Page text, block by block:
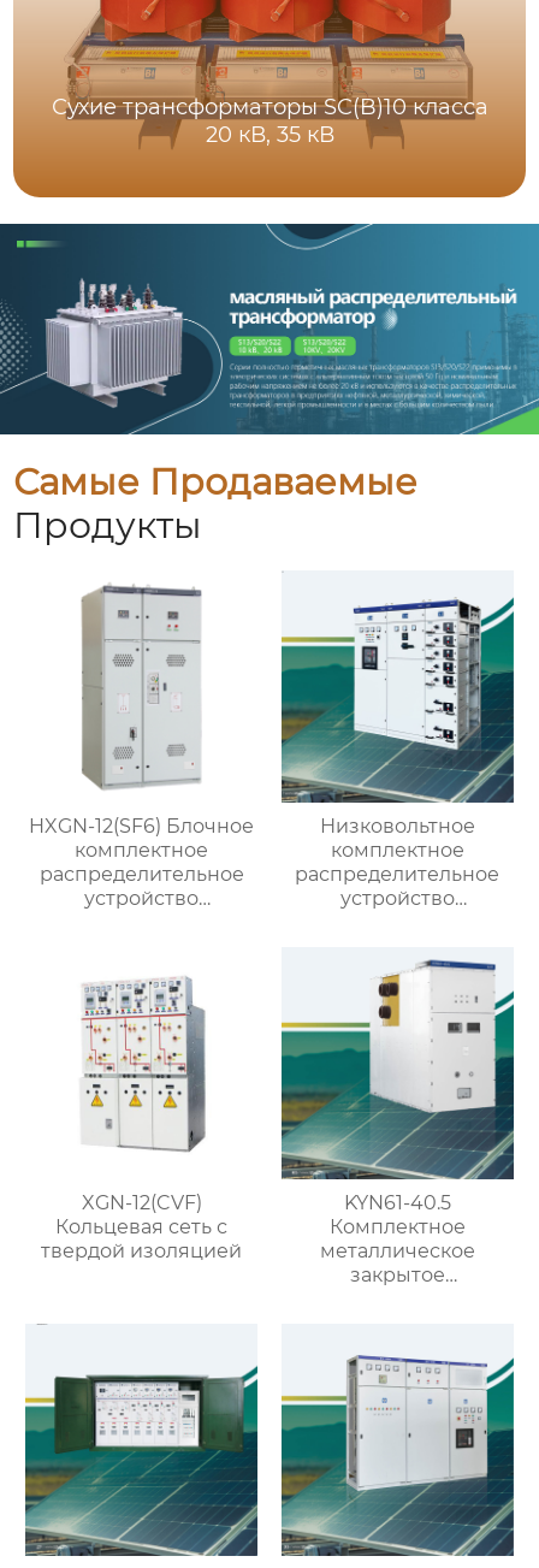
Сухие трансформаторы SC(B)10 класса
20 кВ, 35 кВ
Самые Продаваемые
Продукты
HXGN-12(SF6) Блочное
комплектное
распределительное
устройство
Низковольтное
комплектное
распределительное
устройство
XGN-12(CVF)
Кольцевая сеть с
твердой изоляцией
KYN61-40.5
Комплектное
металлическое
закрытое
элементами